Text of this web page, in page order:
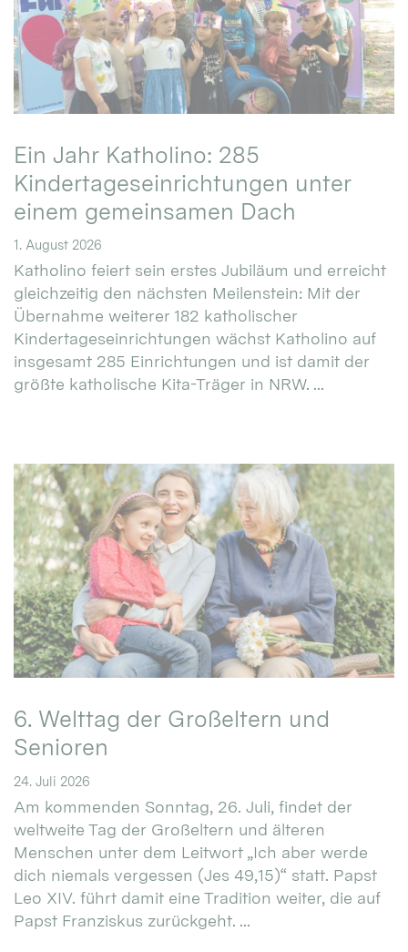
Ein Jahr Katholino: 285
Kindertageseinrichtungen unter
einem gemeinsamen Dach
1. August 2026
Katholino feiert sein erstes Jubiläum und erreicht
gleichzeitig den nächsten Meilenstein: Mit der
Übernahme weiterer 182 katholischer
Kindertageseinrichtungen wächst Katholino auf
insgesamt 285 Einrichtungen und ist damit der
größte katholische Kita-Träger in NRW. ...
6. Welttag der Großeltern und
Senioren
24. Juli 2026
Am kommenden Sonntag, 26. Juli, findet der
weltweite Tag der Großeltern und älteren
Menschen unter dem Leitwort „Ich aber werde
dich niemals vergessen (Jes 49,15)“ statt. Papst
Leo XIV. führt damit eine Tradition weiter, die auf
Papst Franziskus zurückgeht. ...